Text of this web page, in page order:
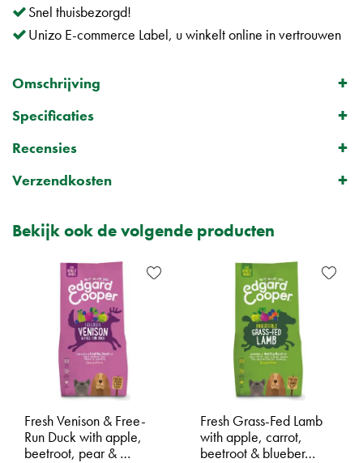
Snel thuisbezorgd!
Unizo E-commerce Label, u winkelt online in vertrouwen
Omschrijving
Specificaties
Recensies
Verzendkosten
Bekijk ook de volgende producten
Fresh Venison & Free-
Run Duck with apple,
beetroot, pear & …
Fresh Grass-Fed Lamb
with apple, carrot,
beetroot & blueber…